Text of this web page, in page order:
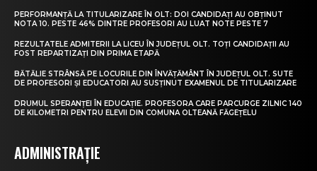
PERFORMANȚĂ LA TITULARIZARE ÎN OLT: DOI CANDIDAȚI AU OBȚINUT
NOTA 10. PESTE 46% DINTRE PROFESORI AU LUAT NOTE PESTE 7
REZULTATELE ADMITERII LA LICEU ÎN JUDEȚUL OLT. TOȚI CANDIDAȚII AU
FOST REPARTIZAȚI DIN PRIMA ETAPĂ
BĂTĂLIE STRÂNSĂ PE LOCURILE DIN ÎNVĂȚĂMÂNT ÎN JUDEȚUL OLT. SUTE
DE PROFESORI ȘI EDUCATORI AU SUSȚINUT EXAMENUL DE TITULARIZARE
DRUMUL SPERANȚEI ÎN EDUCAȚIE. PROFESORA CARE PARCURGE ZILNIC 140
DE KILOMETRI PENTRU ELEVII DIN COMUNA OLTEANĂ FĂGEȚELU
ADMINISTRAȚIE